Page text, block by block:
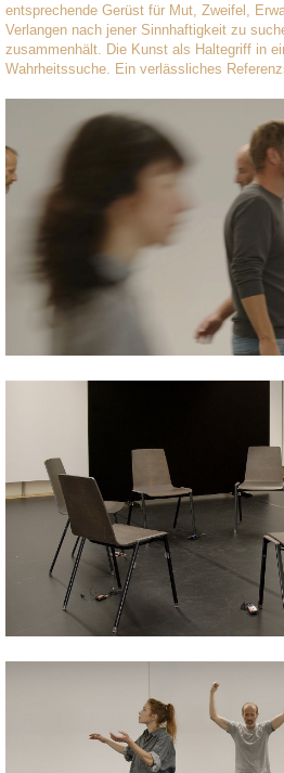
entsprechende Gerüst für Mut, Zweifel,
Verlangen nach jener Sinnhaftigkeit zu
zusammenhält. Die Kunst als Haltegriff in
Wahrheitssuche. Ein verlässliches